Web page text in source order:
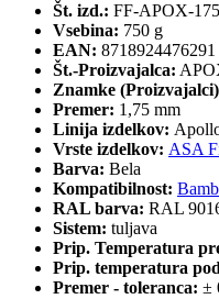
Št. izd.: FF-APOX-
Vsebina: 750 g
EAN: 8718924476291
Št.-Proizvajalca:
Znamke
Premer: 1,75 mm
Linija izdelkov:
Vrste izdelkov: ASA
Barva: Bela
Kompatibilnost:
RAL barva: RAL
Sistem: tuljava
Prip. Temperatura
Prip. temperatura
Premer - toleranca: ±